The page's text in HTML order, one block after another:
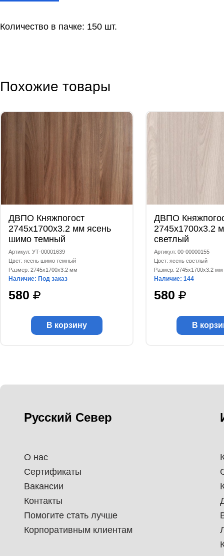
Количество в пачке: 150 шт.
Похожие товары
ДВПО Княжпогост
2745x1700x3.2 мм ясень
шимо темный
Артикул: УТ-00001639
Цвет: ясень шимо темный
Размер: 2745x1700x3.2 мм
Наличие: Под заказ
580
В корзину
ДВПО
2745x1700x3.2
светлый
Артикул: 00-00000155
Цвет: ясень светлый
Размер: 2745x1700x3.2 мм
Наличие: 144
580
В
Русский Север
О нас
Сертификаты
Вакансии
Контакты
Помогите стать лучше
Корпоративным клиентам